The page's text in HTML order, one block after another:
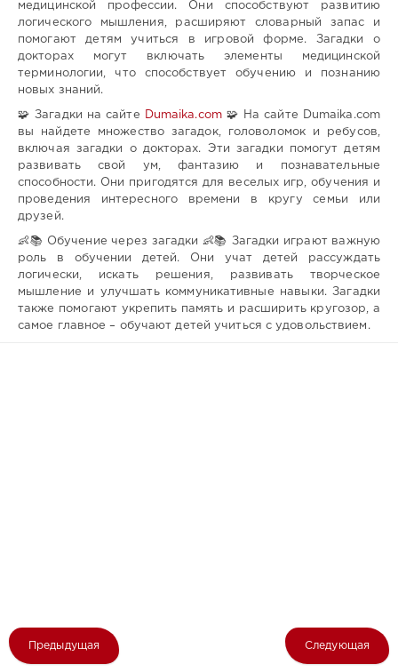
медицинской профессии. Они способствуют развитию
логического мышления, расширяют словарный запас и
помогают детям учиться в игровой форме. Загадки о
докторах могут включать элементы медицинской
терминологии, что способствует обучению и познанию
новых знаний.
🧩 Загадки на сайте Dumaika.com🧩 На сайте Dumaika.com
вы найдете множество загадок, головоломок и ребусов,
включая загадки о докторах. Эти загадки помогут детям
развивать свой ум, фантазию и познавательные
способности. Они пригодятся для веселых игр, обучения и
проведения интересного времени в кругу семьи или
друзей.
👶📚 Обучение через загадки 👶📚 Загадки играют важную
роль в обучении детей. Они учат детей рассуждать
логически, искать решения, развивать творческое
мышление и улучшать коммуникативные навыки. Загадки
также помогают укрепить память и расширить кругозор, а
самое главное – обучают детей учиться с удовольствием.
Предыдущая Следующая